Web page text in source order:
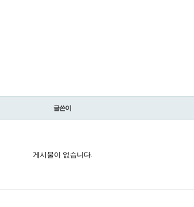
글쓴이
게시물이 없습니다.